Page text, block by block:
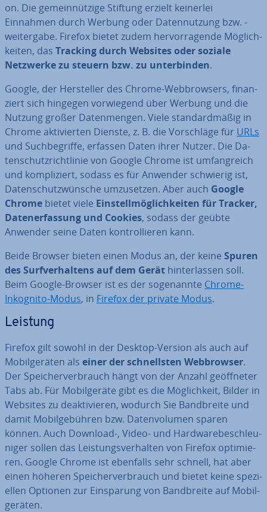
on. Die ge­mein­nüt­zi­ge Stiftung erzielt keinerlei
Einnahmen durch Werbung oder Da­ten­nut­zung bzw. -
wei­ter­ga­be. Firefox bietet zudem her­vor­ra­gen­de Mög­lich­
kei­ten, das Tracking durch Websites oder soziale
Netzwerke zu steuern bzw. zu un­ter­bin­den.
Google, der Her­stel­ler des Chrome-Web­brow­sers, fi­nan­
ziert sich hingegen vor­wie­gend über Werbung und die
Nutzung großer Da­ten­men­gen. Viele stan­dard­mä­ßig in
Chrome ak­ti­vier­ten Dienste, z. B. die Vor­schlä­ge für URLs
und Such­be­grif­fe, erfassen Daten ihrer Nutzer. Die Da­
ten­schutz­richt­li­nie von Google Chrome ist um­fang­reich
und kom­pli­ziert, sodass es für Anwender schwierig ist,
Da­ten­schutz­wün­sche um­zu­set­zen. Aber auch Google
Chrome bietet viele Ein­stell­mög­lich­kei­ten für Tracker,
Da­ten­er­fas­sung und Cookies, sodass der geübte
Anwender seine Daten kon­trol­lie­ren kann.
Beide Browser bieten einen Modus an, der keine Spuren
des Surf­ver­hal­tens auf dem Gerät hin­ter­las­sen soll.
Beim Google-Browser ist es der so­ge­nann­te Chrome-
Inkognito-Modus, in Firefox der private Modus.
Leistung
Firefox gilt sowohl in der Desktop-Version als auch auf
Mo­bil­ge­rä­ten als einer der schnells­ten Web­brow­ser.
Der Spei­cher­ver­brauch hängt von der Anzahl ge­öff­ne­ter
Tabs ab. Für Mo­bil­ge­rä­te gibt es die Mög­lich­keit, Bilder in
Websites zu de­ak­ti­vie­ren, wodurch Sie Band­brei­te und
damit Mo­bil­ge­büh­ren bzw. Da­ten­vo­lu­men sparen
können. Auch Download-, Video- und Hard­ware­be­schleu­
ni­ger sollen das Leis­tungs­ver­hal­ten von Firefox op­ti­mie­
ren. Google Chrome ist ebenfalls sehr schnell, hat aber
einen höheren Spei­cher­ver­brauch und bietet keine spe­zi­
el­len Optionen zur Ein­spa­rung von Band­brei­te auf Mo­bil­
ge­rä­ten.